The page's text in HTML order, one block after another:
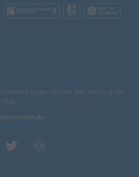
Sagen Sie uns Ihre Meinung via
Mail: